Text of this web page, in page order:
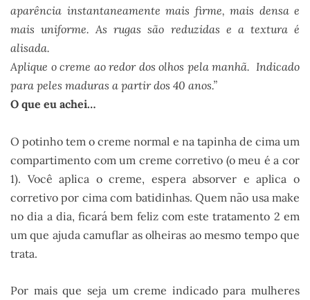
aparência instantaneamente mais firme, mais densa e
mais uniforme. As rugas são reduzidas e a textura é
alisada.
Aplique o creme ao redor dos olhos pela manhã. Indicado
para peles maduras a partir dos 40 anos.”
O que eu achei…
O potinho tem o creme normal e na tapinha de cima um
compartimento com um creme corretivo (o meu é a cor
1). Você aplica o creme, espera absorver e aplica o
corretivo por cima com batidinhas. Quem não usa make
no dia a dia, ficará bem feliz com este tratamento 2 em
um que ajuda camuflar as olheiras ao mesmo tempo que
trata.
Por mais que seja um creme indicado para mulheres